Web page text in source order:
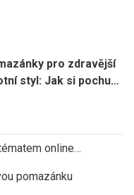
pro zdravější
styl: Jak si pochu…
online…
pomazánku